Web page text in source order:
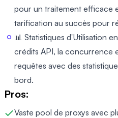
pour un traitement efficace
tarification au succès pour
📊 Statistiques d'Utilisation
crédits API, la concurrence
requêtes avec des
bord.
Pros:
Vaste pool de proxys avec